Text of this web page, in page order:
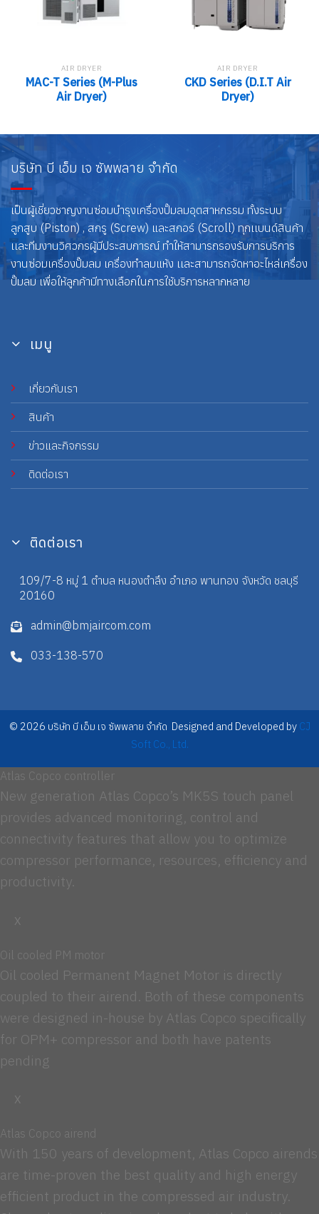
AIR DRYER
MAC-T Series (M-Plus
Air Dryer)
AIR DRYER
CKD Series (D.I.T Air
Dryer)
บริษัท บี เอ็ม เจ ซัพพลาย จำกัด
เป็นผู้เชี่ยวชาญงานซ่อมบำรุงเครื่องปั๊มลมอุตสาหกรรม ทั้งระบบ
ลูกสูบ (Piston) , สกรู (Screw) และสกอร์ (Scroll) ทุกเเบนด์สินค้า
เเละทีมงานวิศวกรผู้มีประสบการณ์ ทำให้สามารถรองรับการบริการ
งานซ่อมเครื่องปั๊มลม เครื่องทำลมแห้ง เเละสามารถจัดหาอะไหล่เครื่อง
ปั๊มลม เพื่อให้ลูกค้ามีทางเลือกในการใช้บริการหลากหลาย
เมนู
เกี่ยวกับเรา
สินค้า
ข่าวและกิจกรรม
ติดต่อเรา
ติดต่อเรา
109/7-8 หมู่ 1 ตำบล หนองตำลึง อำเภอ พานทอง จังหวัด ชลบุรี
20160
admin@bmjaircom.com
033-138-570
© 2026 บริษัท บี เอ็ม เจ ซัพพลาย จำกัด Designed and Developed by CJ
Soft Co., Ltd.
Atlas Copco controller
New generation Atlas Copco’s MK5S touch panel
provides advanced monitoring, control and
connectivity features that allow you to optimize
compressor performance, resources, efficiency and
productivity.
X
Oil cooled PM motor
Oil cooled Permanent Magnet Motor is directly
coupled to their airend. Both of these components
were designed in-house by Atlas Copco specifically
for OPM+ compressor and both have patents
pending
X
Atlas Copco airend
With 150 years of development, Atlas Copco airends
are time-proven the best quality and high energy
efficient product in the compressed air industry.